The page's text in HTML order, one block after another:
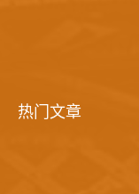
热门文章